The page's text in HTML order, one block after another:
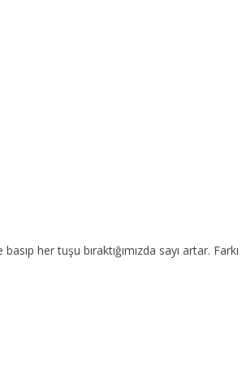
her tuşu bıraktığımızda sayı artar.